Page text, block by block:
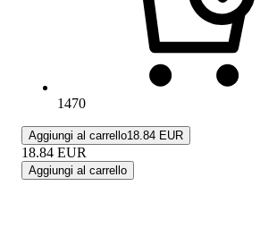
1470
Aggiungi al carrello18.84 EUR
18.84 EUR
Aggiungi al carrello